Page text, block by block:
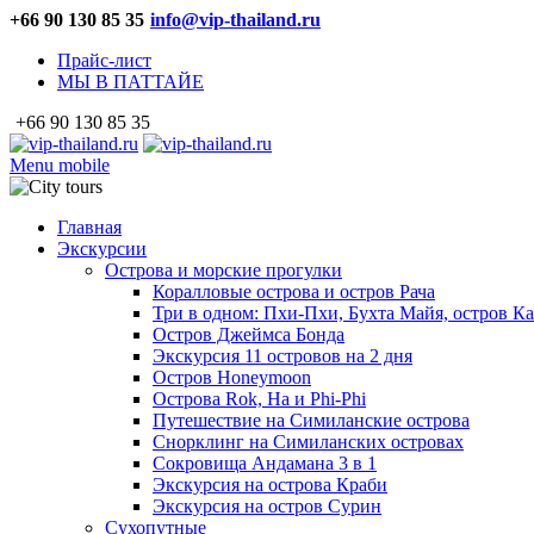
+66 90 130 85 35 info@vip-thailand.ru
Прайс-лист
МЫ В ПАТТАЙЕ
+66 90 130 85 35
Menu mobile
Главная
Экскурсии
Острова и морские прогулки
Коралловые острова и остров Рача
Три в одном: Пхи-Пхи, Бухта Майя, остров
Остров Джеймса Бонда
Экскурсия 11 островов на 2 дня
Остров Honeymoon
Острова Rok, Ha и Phi-Phi
Путешествие на Симиланские острова
Снорклинг на Симиланских островах
Сокровища Андамана 3 в 1
Экскурсия на острова Краби
Экскурсия на остров Сурин
Сухопутные